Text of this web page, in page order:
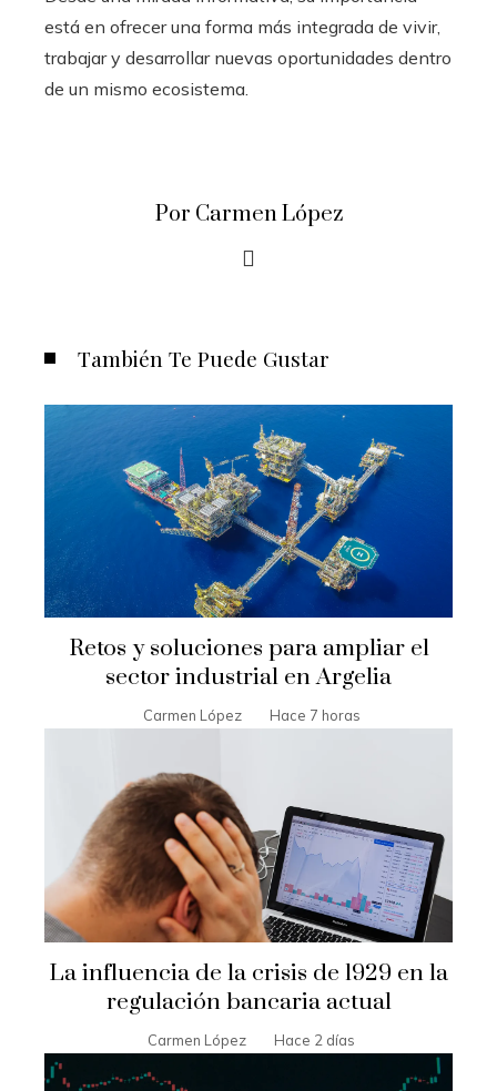
está en ofrecer una forma más integrada de vivir,
trabajar y desarrollar nuevas oportunidades dentro
de un mismo ecosistema.
Por Carmen López
También Te Puede Gustar
Retos y soluciones para ampliar el
sector industrial en Argelia
Carmen López Hace 7 horas
La influencia de la crisis de 1929 en la
regulación bancaria actual
Carmen López Hace 2 días